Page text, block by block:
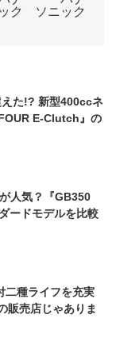
た!? 新型400ccネ
E-Clutch』の
人気？『GB350
ードモデルを比較
二種ライフを充実
販売店じゃありま